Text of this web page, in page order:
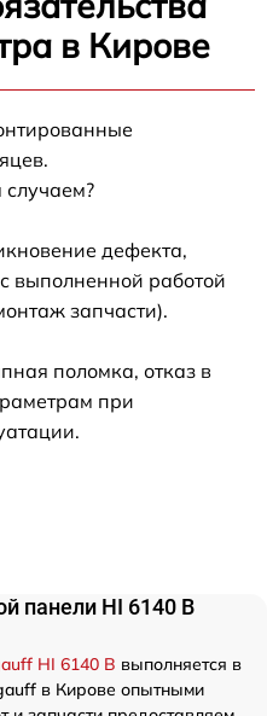
в Кирове
случаем?
дефекта,
выполненной работой
запчасти).
поломка, отказ в
при
панели HI 6140 B
HI 6140 B выполняется в
в Кирове опытными